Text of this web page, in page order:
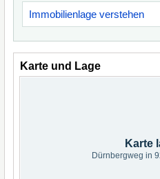
Immobilienlage verstehen
Karte und Lage
Karte
Dürnbergweg in